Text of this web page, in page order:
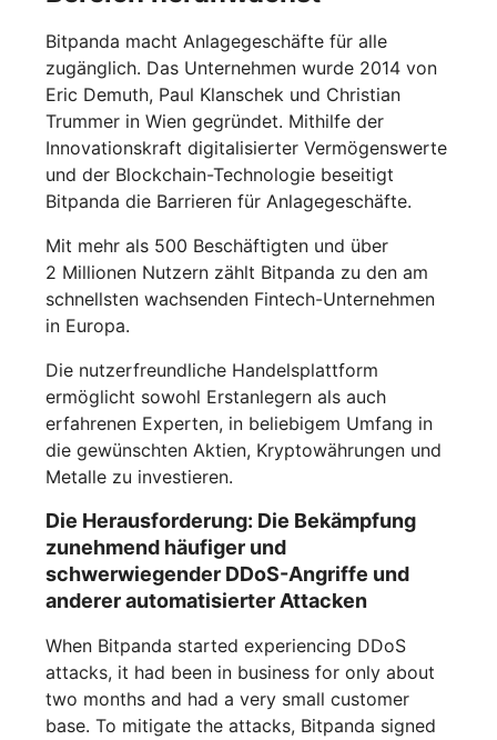
Bitpanda macht Anlagegeschäfte für alle
zugänglich. Das Unternehmen wurde 2014 von
Eric Demuth, Paul Klanschek und Christian
Trummer in Wien gegründet. Mithilfe der
Innovationskraft digitalisierter Vermögenswerte
und der Blockchain-Technologie beseitigt
Bitpanda die Barrieren für Anlagegeschäfte.
Mit mehr als 500 Beschäftigten und über
2 Millionen Nutzern zählt Bitpanda zu den am
schnellsten wachsenden Fintech-Unternehmen
in Europa.
Die nutzerfreundliche Handelsplattform
ermöglicht sowohl Erstanlegern als auch
erfahrenen Experten, in beliebigem Umfang in
die gewünschten Aktien, Kryptowährungen und
Metalle zu investieren.
Die Herausforderung: Die Bekämpfung
zunehmend häufiger und
schwerwiegender DDoS-Angriffe und
anderer automatisierter Attacken
When Bitpanda started experiencing DDoS
attacks, it had been in business for only about
two months and had a very small customer
base. To mitigate the attacks, Bitpanda signed